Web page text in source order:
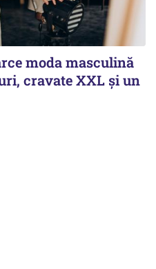
moda masculină
cravate XXL și un